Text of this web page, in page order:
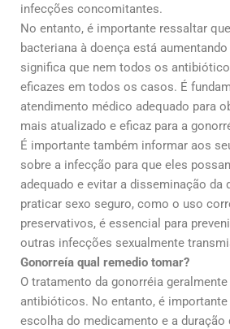
infecções concomitantes.
No entanto, é importante ressaltar
bacteriana à doença está
significa que nem todos os
eficazes em todos os casos. É
atendimento médico adequado para
mais atualizado e eficaz para a
É importante também informar aos
sobre a infecção para que eles
adequado e evitar a disseminação da
praticar sexo seguro, como o uso
preservativos, é essencial para
outras infecções sexualmente
Gonorreía qual remedio tomar?
O tratamento da gonorréia
antibióticos. No entanto, é
escolha do medicamento e a duração